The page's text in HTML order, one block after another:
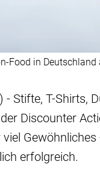
Food in Deutschland
Stifte, T-Shirts,
Discounter
erfolgreich.